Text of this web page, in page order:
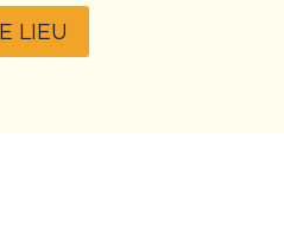
LIEU